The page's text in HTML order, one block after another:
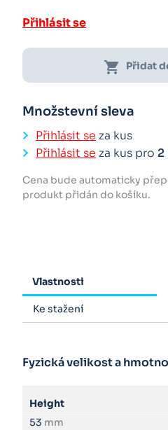
Přihlásit se
shopping_cart Přidat
Množstevní sleva
Přihlásit se za kus
Přihlásit se za kus pro 2
Cena bude automaticky
produkt přidán do košíku.
Vlastnosti
Ke stažení
Fyzická velikost a
Height
53 mm